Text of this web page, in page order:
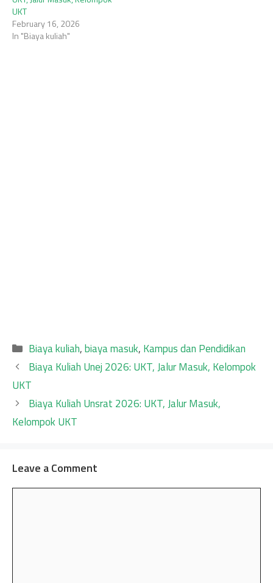
UKT
February 16, 2026
In "Biaya kuliah"
Categories
Biaya kuliah,biaya masuk, Kampus dan Pendidikan
Biaya Kuliah Unej 2026: UKT, Jalur Masuk, Kelompok
UKT
Biaya Kuliah Unsrat 2026: UKT, Jalur Masuk,
Kelompok UKT
Leave a Comment